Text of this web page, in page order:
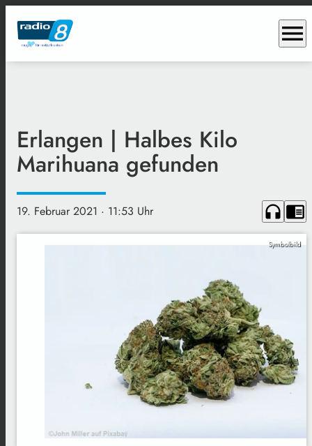
menu
Erlangen | Halbes Kilo
Marihuana gefunden
19. Februar 2021 · 11:53 Uhr headphones chrome_reader_mode
Symbolbild